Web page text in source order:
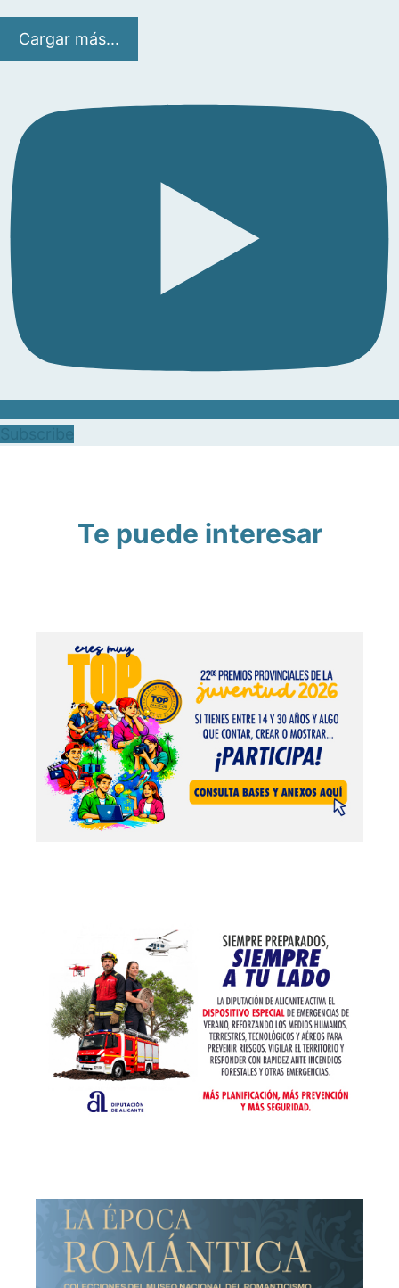
Cargar más...
Te puede interesar